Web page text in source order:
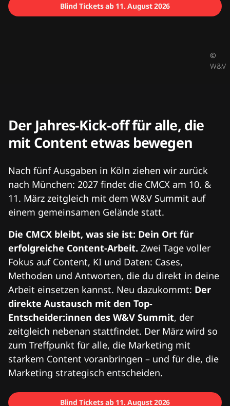
Blind Tickets ab 11. August 2026
©
W&V
Der Jahres-Kick-off für alle, die
mit Content etwas bewegen
Nach fünf Ausgaben in Köln ziehen wir zurück
nach München: 2027 findet die CMCX am 10. &
11. März zeitgleich mit dem W&V Summit auf
einem gemeinsamen Gelände statt.
Die CMCX bleibt, was sie ist: Dein Ort für
erfolgreiche Content-Arbeit. Zwei Tage voller
Fokus auf Content, KI und Daten: Cases,
Methoden und Antworten, die du direkt in deine
Arbeit einsetzen kannst. Neu dazukommt: Der
direkte Austausch mit den Top-
Entscheider:innen des W&V Summit, der
zeitgleich nebenan stattfindet. Der März wird so
zum Treffpunkt für alle, die Marketing mit
starkem Content voranbringen – und für die, die
Marketing strategisch entscheiden.
Blind Tickets ab 11. August 2026